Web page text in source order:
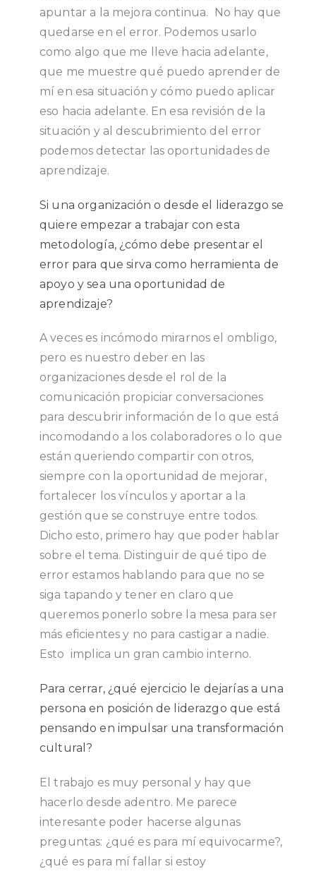
apuntar a la mejora continua. No hay que
quedarse en el error. Podemos usarlo
como algo que me lleve hacia adelante,
que me muestre qué puedo aprender de
mí en esa situación y cómo puedo aplicar
eso hacia adelante. En esa revisión de la
situación y al descubrimiento del error
podemos detectar las oportunidades de
aprendizaje.
Si una organización o desde el liderazgo se
quiere empezar a trabajar con esta
metodología, ¿cómo debe presentar el
error para que sirva como herramienta de
apoyo y sea una oportunidad de
aprendizaje?
A veces es incómodo mirarnos el ombligo,
pero es nuestro deber en las
organizaciones desde el rol de la
comunicación propiciar conversaciones
para descubrir información de lo que está
incomodando a los colaboradores o lo que
están queriendo compartir con otros,
siempre con la oportunidad de mejorar,
fortalecer los vínculos y aportar a la
gestión que se construye entre todos.
Dicho esto, primero hay que poder hablar
sobre el tema. Distinguir de qué tipo de
error estamos hablando para que no se
siga tapando y tener en claro que
queremos ponerlo sobre la mesa para ser
más eficientes y no para castigar a nadie.
Esto implica un gran cambio interno.
Para cerrar, ¿qué ejercicio le dejarías a una
persona en posición de liderazgo que está
pensando en impulsar una transformación
cultural?
El trabajo es muy personal y hay que
hacerlo desde adentro. Me parece
interesante poder hacerse algunas
preguntas: ¿qué es para mí equivocarme?,
¿qué es para mí fallar si estoy